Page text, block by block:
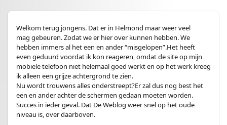
Welkom terug jongens. Dat er in Helmond maar weer veel
mag gebeuren. Zodat we er hier over kunnen hebben. We
hebben immers al het een en ander “misgelopen”.Het heeft
even geduurd voordat ik kon reageren, omdat de site op mijn
mobiele telefoon niet helemaal goed werkt en op het werk kreeg
ik alleen een grijze achtergrond te zien.
Nu wordt trouwens alles onderstreept?Er zal dus nog best het
een en ander achter de schermen gedaan moeten worden.
Succes in ieder geval. Dat De Weblog weer snel op het oude
niveau is, over daarboven.